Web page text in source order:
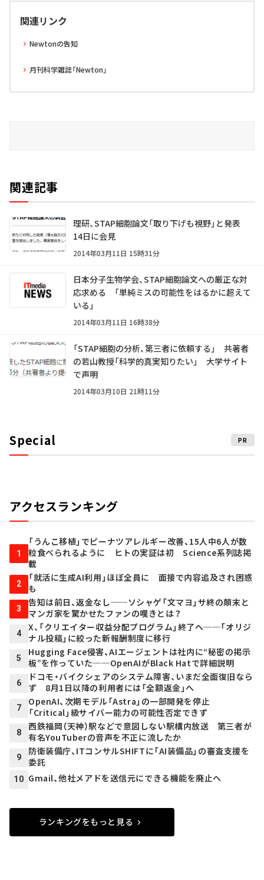
関連リンク
Newtonの告知
月刊科学雑誌「Newton」
関連記事
理研、STAP細胞論文「取り下げも視野」と発表
14日に会見
2014年03月11日 15時31分
日本分子生物学会、STAP細胞論文への厳正な対
応求める 「単純ミスの可能性をはるかに超えて
いる」
2014年03月11日 16時38分
「STAP細胞の分析、第三者に依頼する」 共著者
の若山教授「科学的真実知りたい」 大学サイト
で声明
2014年03月10日 21時11分
Special PR
アクセスランキング
1
「うんこ移植」でピーナツアレルギー改善、15人中6人が数
粒食べられるように ヒトの実証は初 Science系列誌掲
載
2
「就活に生成AI利用」ほぼ全員に 面接で内容追及され困惑
も
3
告知は前日、返金なし──ソシャゲ「文マヨ」サ終の顛末と
マンガ家を驚かせたファンの嘆きとは？
4
X、「クリエイター収益分配プログラム」終了へ──「オリジ
ナル投稿」に絞った新報酬制度に移行
5
Hugging Face侵害、AIエージェントは社内に“秘密の掲示
板”を作っていた──OpenAIがBlack Hatで詳細説明
6
ドコモ・バイクシェアのシステム障害、いまだ全面復旧なら
ず 8月1日以降の利用者には「全額返金」へ
7
OpenAI、次期モデル「Astra」の一部開発を停止
「Critical」級サイバー能力の可能性否定できず
8
西鉄福岡（天神）駅などで意図しない駅構内放送 第三者が
有名YouTuberの音声を不正に流したか
9
防衛装備庁、ITコンサルSHIFTに「AI装備品」の審査支援を
委託
10 Gmail、他社メアドを送信元にできる機能を廃止へ
ランキングをもっと見る